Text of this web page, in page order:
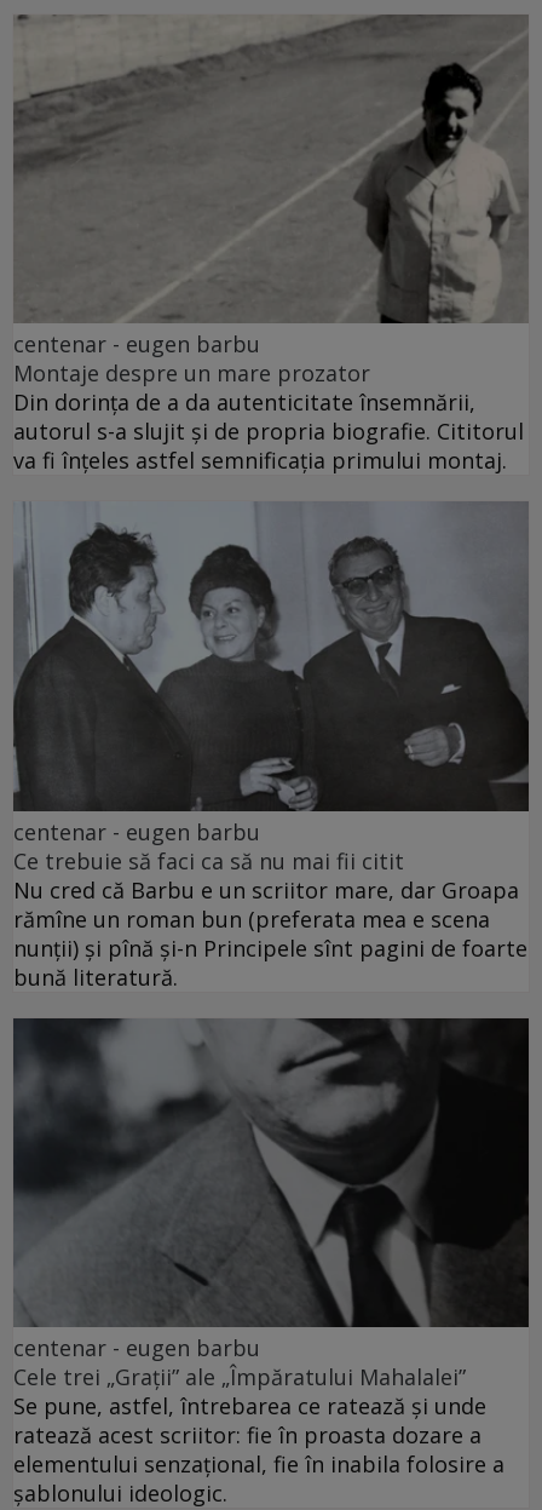
centenar - eugen barbu
Montaje despre un mare prozator
Din dorința de a da autenticitate însemnării,
autorul s-a slujit și de propria biografie. Cititorul
va fi înțeles astfel semnificația primului montaj.
centenar - eugen barbu
Ce trebuie să faci ca să nu mai fii citit
Nu cred că Barbu e un scriitor mare, dar Groapa
rămîne un roman bun (preferata mea e scena
nunții) și pînă și-n Principele sînt pagini de foarte
bună literatură.
centenar - eugen barbu
Cele trei „Grații” ale „Împăratului Mahalalei”
Se pune, astfel, întrebarea ce ratează și unde
ratează acest scriitor: fie în proasta dozare a
elementului senzațional, fie în inabila folosire a
șablonului ideologic.